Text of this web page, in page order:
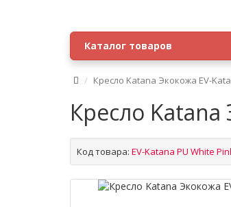
Каталог товаров
Кресло Katana Экокожа EV-
Кресло Katana
Код товара: EV-Katana PU White